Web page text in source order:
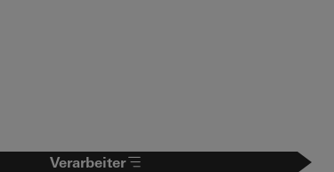
Verarbeiter